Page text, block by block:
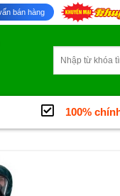
bán hàng
kiếm:
100%